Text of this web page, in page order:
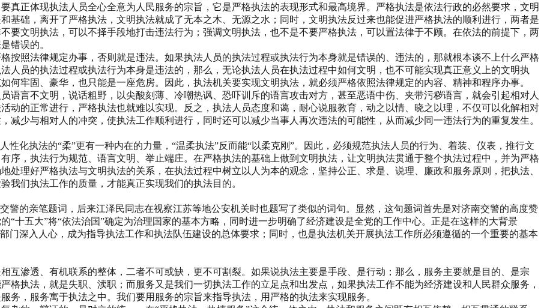
真正体现执法人员全心全意为人民服务的宗旨，它是严格执法的表现形式和最高境界。严格执法是依法行政的必然要求，文明
基础，离开了严格执法，文明执法就成了无本之木、无源之水；同时，文明执法反过来也能促进严格执法的顺利进行，两者是
要文明执法，可以不择手段地打击违法行为；强调文明执法，也不是不要严格执法，可以置法律于不顾。在依法的前提下，两
错误的。
按照法律规定办事，否则就是违法。如果执法人员的执法过程或执法行为本身就是错误的、违法的，那就根本谈不上什么严格
人员的执法过程或执法行为本身是违法的，那么，无论执法人员在执法过程中如何文明，也不可能实现真正意义上的文明执
何牢固、豪华，也只能是一座危房。因此，执法机关要实现文明执法，就必须严格依照法律规定的内容、精神和程序办事。
语言不文明，说话粗野，以尖酸刻薄、冷嘲热讽、恐吓训斥的语言攻击对方，甚至恶语中伤、夹带污秽语言，就会引起相对人
动的正常进行，严格执法也就难以实现。反之，执法人员态度和蔼，耐心说服教育，动之以情、晓之以理，不仅可以化解相对
减少与相对人的冲突，使执法工作顺利进行，同时还可以减少当事人再次违法的可能性，从而减少同一违法行为的重复发生。
性化执法的“柔”更有一种内在的力量，“温柔执法”反而能“以柔克刚”。因此，必须规范执法人员的行为、着装、仪表，推行文
序，执法行为规范、语言文明、举止端庄。在严格执法的基础上做到文明执法，让文明执法贯通于整个执法过程中，并为严格
处理好严格执法与文明执法的关系，在执法过程中树立以人为本的观念，坚持公正、求是、说理、廉政和服务原则，把执法、
我们执法工作的质量，才能真正实现我们的执法目的。
警的亲笔题词，后来江泽民同志在视察江苏等地公安机关时也题写了类似的词句。显然，这句题词首先是对济南交警的高度赞
“十五大”将“依法治国”确定为治理国家的基本方略，同时进一步明确了经济建设是全党的工作中心。正是在这样的大背景
门深入人心，成为指导执法工作和执法队伍建设的总体要求；同时，也是执法机关开展执法工作所必须遵循的一个重要的基本
互渗透、有机联系的整体，二者不可或缺，更不可割裂。如果说执法主要是手段、是行动；那么，服务主要就是目的、是宗
格执法，就是失职、渎职；而服务又是我们一切执法工作的立足点和出发点，如果执法工作不能为经济建设和人民群众服务，
务，服务寓于执法之中。我们要用服务的宗旨来指导执法，用严格的执法来实现服务。